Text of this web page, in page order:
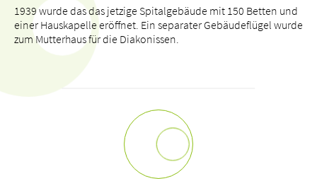
1939 wurde das das jetzige Spitalgebäude mit 150 Betten und
einer Hauskapelle eröffnet. Ein separater Gebäudeflügel wurde
zum Mutterhaus für die Diakonissen.